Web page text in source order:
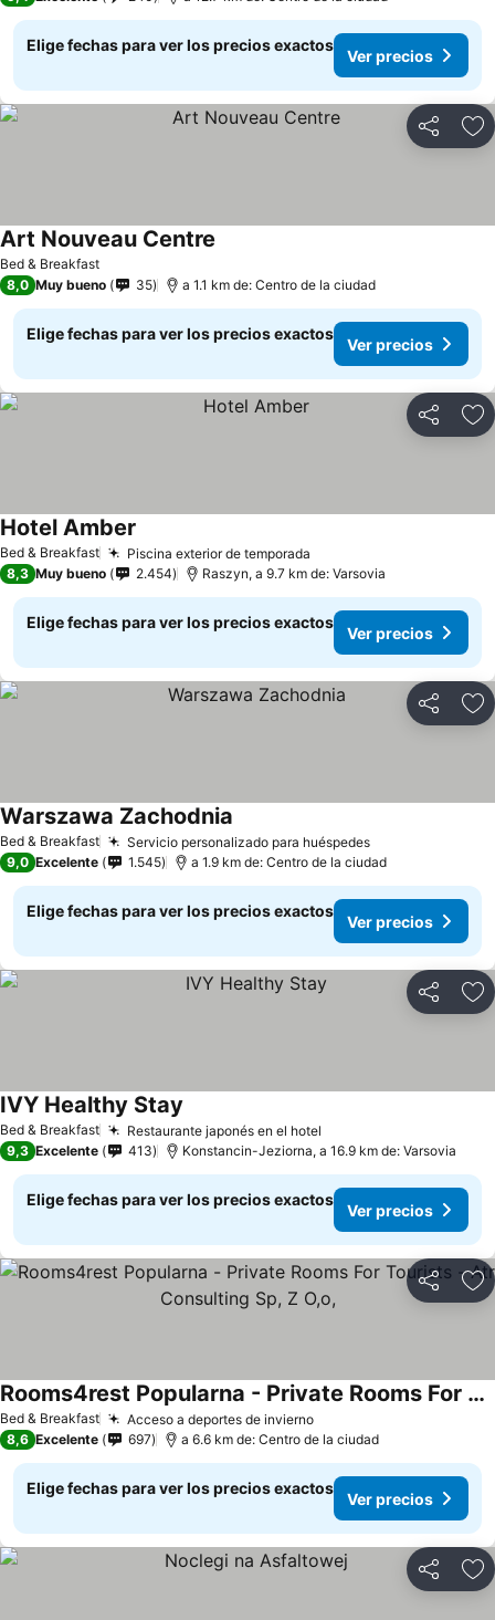
Elige fechas para ver los precios exactos
Ver precios
Compartir
Bed & Breakfast
Art Nouveau Centre
8,0 Muy bueno 35 a 1.1 km de: Centro de la ciudad
Elige fechas para ver los precios exactos
Ver precios
Compartir
Bed & Breakfast Piscina exterior de temporada
Hotel Amber
8,3 Muy bueno 2.454 Raszyn, a 9.7 km de: Varsovia
Elige fechas para ver los precios exactos
Ver precios
Compartir
Bed & Breakfast Servicio personalizado para huéspedesVer precios
Warszawa Zachodnia
9,0 Excelente 1.545 a 1.9 km de: Centro de la ciudad
Elige fechas para ver los precios exactos
Ver precios
Compartir
Bed & Breakfast Restaurante japonés en el hotel
IVY Healthy Stay
9,3 Excelente 413 Konstancin-Jeziorna, a 16.9 km de: Varsovia
Elige fechas para ver los precios exactos
Ver precios
Compartir
Bed & Breakfast Acceso a deportes de inviernoVer precios
Rooms4rest Popularna - Private Rooms For Tourists - Atr Consulting Sp, Z O,o,
Ver precios
8,6 Excelente 697 a 6.6 km de: Centro de la ciudad
Elige fechas para ver los precios exactos
Ver precios
Compartir